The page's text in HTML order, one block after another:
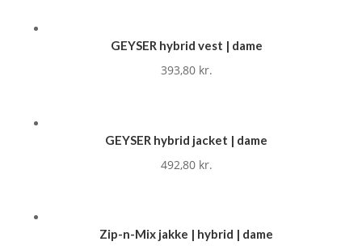
GEYSER hybrid vest | dame
393,80 kr.
GEYSER hybrid jacket | dame
492,80 kr.
Zip-n-Mix jakke | hybrid | dame